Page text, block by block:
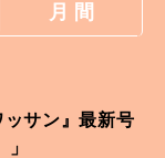
月 間
サン』最新号